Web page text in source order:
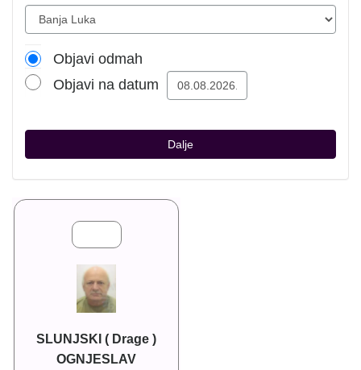
Objavi odmah
Objavi na datum
Dalje
SLUNJSKI ( Drage )
OGNJESLAV